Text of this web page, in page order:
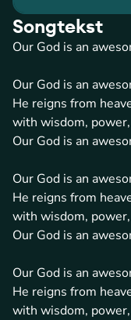
Songtekst
Our God is an
Our God is an
He reigns from
with wisdom,
Our God is an
Our God is an
He reigns from
with wisdom,
Our God is an
Our God is an
He reigns from
with wisdom,